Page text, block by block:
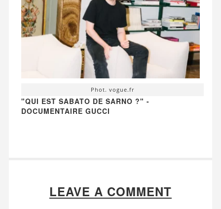
Phot. vogue.fr
"QUI EST SABATO DE SARNO ?" -
DOCUMENTAIRE GUCCI
LEAVE A COMMENT